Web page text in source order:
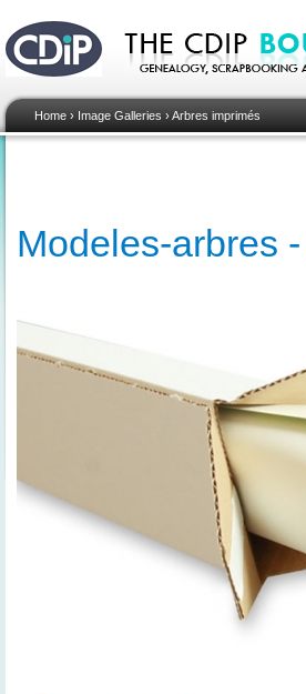
Home › Image Galleries ›Arbres imprimés
Modeles-arbres